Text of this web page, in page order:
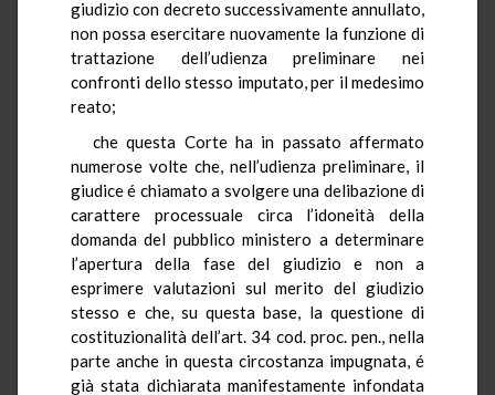
giudizio con decreto successivamente annullato,
non possa esercitare nuovamente la funzione di
trattazione dell’udienza preliminare nei
confronti dello stesso imputato, per il medesimo
reato;
che questa Corte ha in passato affermato
numerose volte che, nell’udienza preliminare, il
giudice é chiamato a svolgere una delibazione di
carattere processuale circa l’idoneità della
domanda del pubblico ministero a determinare
l’apertura della fase del giudizio e non a
esprimere valutazioni sul merito del giudizio
stesso e che, su questa base, la questione di
costituzionalità dell’art. 34 cod. proc. pen., nella
parte anche in questa circostanza impugnata, é
già stata dichiarata manifestamente infondata